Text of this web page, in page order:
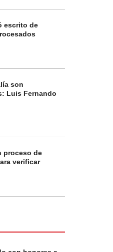
escrito de
son
Luis Fernando
proceso de
verificar